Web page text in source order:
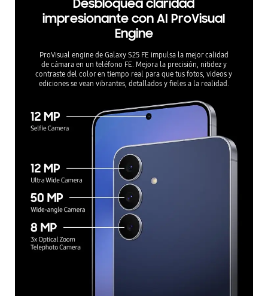
impresionante con AI ProVisual
Engine
de cámara en un teléfono FE. Mejora la precisión, nitidez y
contraste del color en tiempo real para que tus fotos, videos y
ediciones se vean vibrantes, detallados y fieles a la realidad.